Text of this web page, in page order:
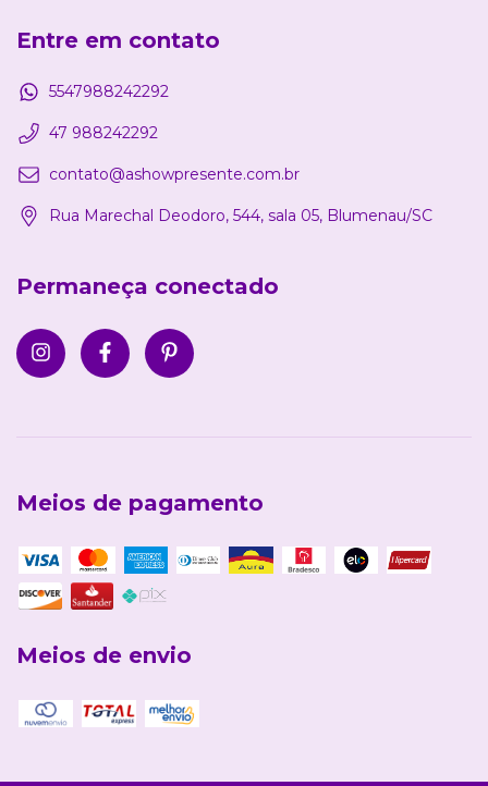
Entre em contato
5547988242292
47 988242292
contato@ashowpresente.com.br
Rua Marechal Deodoro, 544, sala 05, Blumenau/SC
Permaneça conectado
Meios de pagamento
Meios de envio